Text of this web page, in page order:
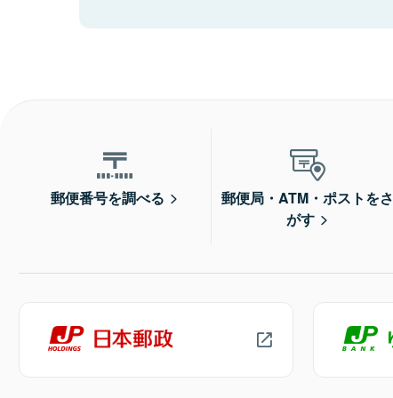
郵便番号を調べる
郵便局・ATM・ポストをさ
がす